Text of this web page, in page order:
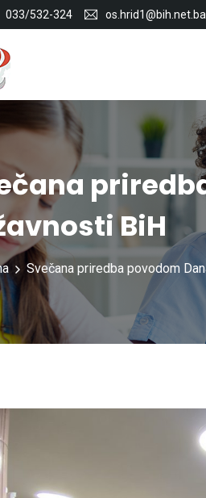
033/532-324 os.hrid1@bih.net.ba
BiH
Svečana priredba povodom